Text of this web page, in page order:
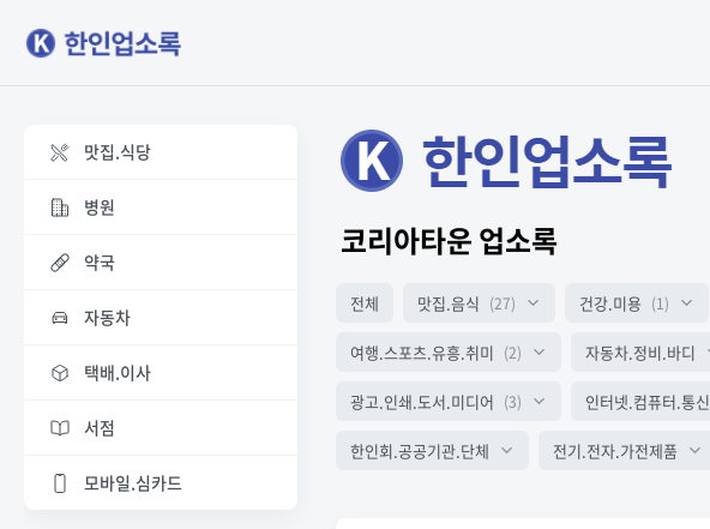
맛집.식당
병원
약국
자동차
택배.이사
서점
모바일.심카드
코리아타운 업소록
전체 맛집.음식 (27) 건강.미용 (1)
여행.스포츠.유흥.취미 (2) 자동차.정비.바디
광고.인쇄.도서.미디어 (3) 인터넷.컴퓨터.통신
한인회.공공기관.단체 전기.전자.가전제품